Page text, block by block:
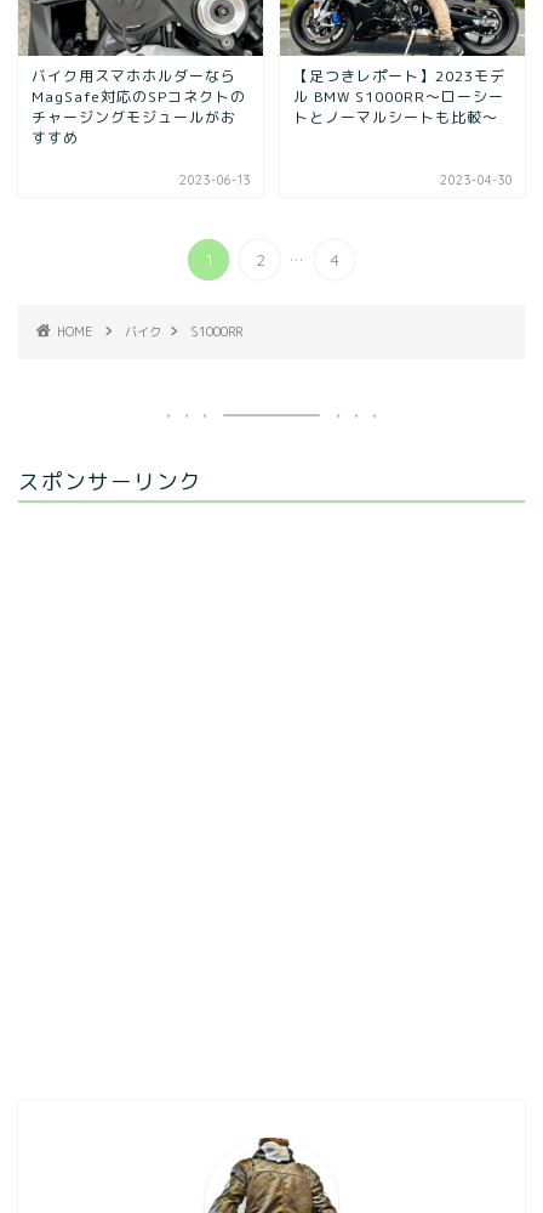
バイク用スマホホルダーなら
MagSafe対応のSPコネクトの
チャージングモジュールがお
すすめ
2023-06-13
【足つきレポート】2023モデ
ル BMW S1000RR〜ローシー
トとノーマルシートも比較〜
2023-04-30
1 2 ... 4
HOME バイク S1000RR
スポンサーリンク